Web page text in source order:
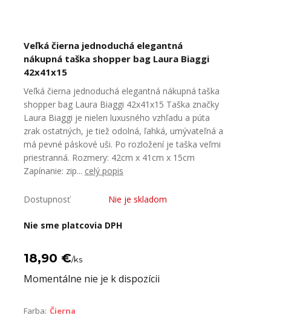
Veľká čierna jednoduchá elegantná
nákupná taška shopper bag Laura Biaggi
42x41x15
Veľká čierna jednoduchá elegantná nákupná taška
shopper bag Laura Biaggi 42x41x15 Taška značky
Laura Biaggi je nielen luxusného vzhľadu a púta
zrak ostatných, je tiež odolná, ľahká, umývateľná a
má pevné páskové uši. Po rozložení je taška veľmi
priestranná. Rozmery: 42cm x 41cm x 15cm
Zapínanie: zip... celý popis
Dostupnosť Nie je skladom
Nie sme platcovia DPH
18,90 €/ks
Momentálne nie je k dispozícii
Farba: Čierna